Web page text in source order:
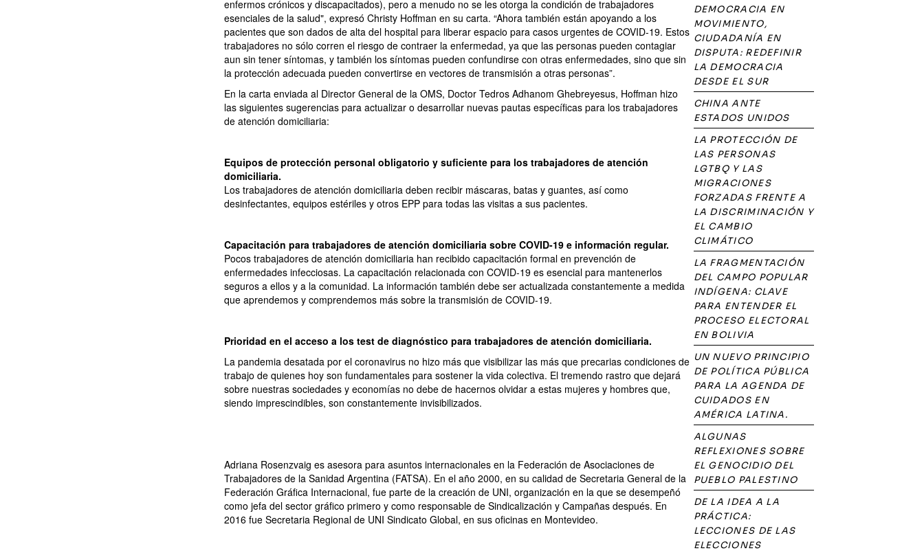
enfermos crónicos y discapacitados), pero a menudo no se les otorga la condición de trabajadores
esenciales de la salud", expresó Christy Hoffman en su carta. “Ahora también están apoyando a los
pacientes que son dados de alta del hospital para liberar espacio para casos urgentes de COVID-19. Estos
trabajadores no sólo corren el riesgo de contraer la enfermedad, ya que las personas pueden contagiar
aun sin tener síntomas, y también los síntomas pueden confundirse con otras enfermedades, sino que sin
la protección adecuada pueden convertirse en vectores de transmisión a otras personas”.
En la carta enviada al Director General de la OMS, Doctor Tedros Adhanom Ghebreyesus, Hoffman hizo
las siguientes sugerencias para actualizar o desarrollar nuevas pautas específicas para los trabajadores
de atención domiciliaria:
Equipos de protección personal obligatorio y suficiente para los trabajadores de atención
domiciliaria.
Los trabajadores de atención domiciliaria deben recibir máscaras, batas y guantes, así como
desinfectantes, equipos estériles y otros EPP para todas las visitas a sus pacientes.
Capacitación para trabajadores de atención domiciliaria sobre COVID-19 e información regular.
Pocos trabajadores de atención domiciliaria han recibido capacitación formal en prevención de
enfermedades infecciosas. La capacitación relacionada con COVID-19 es esencial para mantenerlos
seguros a ellos y a la comunidad. La información también debe ser actualizada constantemente a medida
que aprendemos y comprendemos más sobre la transmisión de COVID-19.
Prioridad en el acceso a los test de diagnóstico para trabajadores de atención domiciliaria.
La pandemia desatada por el coronavirus no hizo más que visibilizar las más que precarias condiciones de
trabajo de quienes hoy son fundamentales para sostener la vida colectiva. El tremendo rastro que dejará
sobre nuestras sociedades y economías no debe de hacernos olvidar a estas mujeres y hombres que,
siendo imprescindibles, son constantemente invisibilizados.
Adriana Rosenzvaig es asesora para asuntos internacionales en la Federación de Asociaciones de
Trabajadores de la Sanidad Argentina (FATSA). En el año 2000, en su calidad de Secretaria General de la
Federación Gráfica Internacional, fue parte de la creación de UNI, organización en la que se desempeñó
como jefa del sector gráfico primero y como responsable de Sindicalización y Campañas después. En
2016 fue Secretaria Regional de UNI Sindicato Global, en sus oficinas en Montevideo.
DEMOCRACIA EN
MOVIMIENTO,
CIUDADANÍA EN
DISPUTA: REDEFINIR
LA DEMOCRACIA
DESDE EL SUR
CHINA ANTE
ESTADOS UNIDOS
LA PROTECCIÓN DE
LAS PERSONAS
LGTBQ Y LAS
MIGRACIONES
FORZADAS FRENTE A
LA DISCRIMINACIÓN Y
EL CAMBIO
CLIMÁTICO
LA FRAGMENTACIÓN
DEL CAMPO POPULAR
INDÍGENA: CLAVE
PARA ENTENDER EL
PROCESO ELECTORAL
EN BOLIVIA
UN NUEVO PRINCIPIO
DE POLÍTICA PÚBLICA
PARA LA AGENDA DE
CUIDADOS EN
AMÉRICA LATINA.
ALGUNAS
REFLEXIONES SOBRE
EL GENOCIDIO DEL
PUEBLO PALESTINO
DE LA IDEA A LA
PRÁCTICA:
LECCIONES DE LAS
ELECCIONES